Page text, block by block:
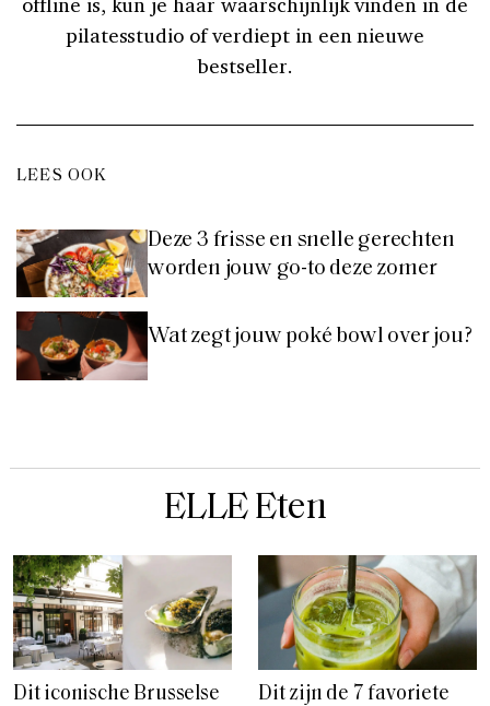
pilatesstudio of verdiept in een nieuwe
bestseller.
LEES OOK
Deze 3 frisse en snelle gerechten
worden jouw go-to deze zomer
Wat zegt jouw poké bowl over jou?
ELLE Eten
Dit iconische Brusselse
Dit zijn de 7 favoriete